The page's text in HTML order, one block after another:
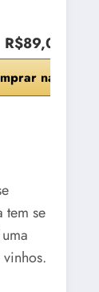
R$89,00
na Amazon
tem se